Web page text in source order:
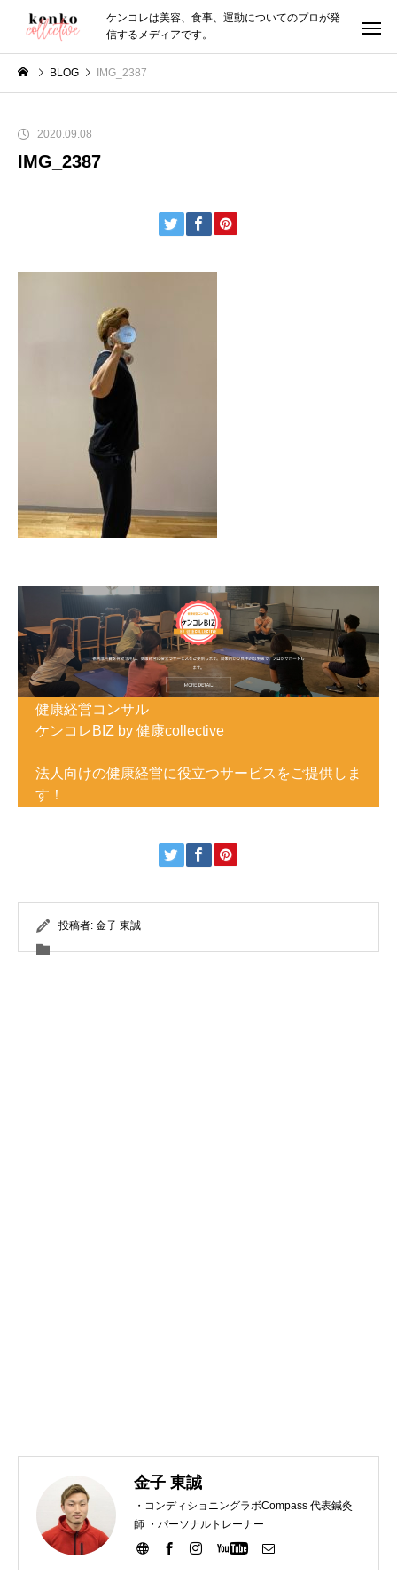
ケンコレは美容、食事、運動についてのプロが発
信するメディアです。
BLOG IMG_2387
2020.09.08
IMG_2387
健康経営コンサル
ケンコレBIZ by 健康collective
法人向けの健康経営に役立つサービスをご提供しま
す！
投稿者: 金子 東誠
金子 東誠
・コンディショニングラボCompass 代表鍼灸
師 ・パーソナルトレーナー